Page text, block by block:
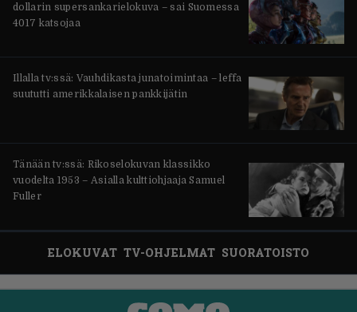
dollarin supersankarielokuva – sai Suomessa
4017 katsojaa
Illalla tv:ssä: Vauhdikasta junatoimintaa – leffa
suututti amerikkalaisen pankkijätin
Tänään tv:ssä: Rikoselokuvan klassikko
vuodelta 1953 – Asialla kulttiohjaaja Samuel
Fuller
ELOKUVAT TV-OHJELMAT SUORATOISTO